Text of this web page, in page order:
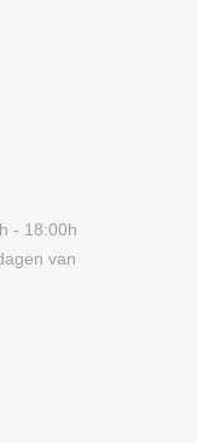
- 18:00h
van